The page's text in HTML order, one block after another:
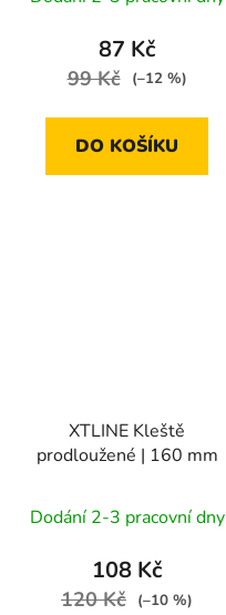
87 Kč
99 Kč (–12 %)
DO KOŠÍKU
XTLINE Kleště
prodloužené | 160 mm
Dodání 2-3 pracovní dny
108 Kč
120 Kč (–10 %)